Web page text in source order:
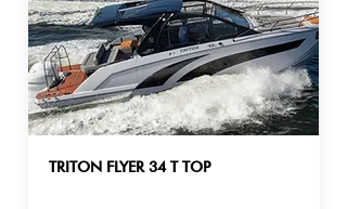
TRITON FLYER 34 T TOP